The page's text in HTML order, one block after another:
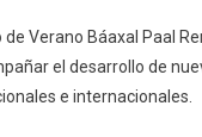
Verano Báaxal Paal
el desarrollo de
e internacionales.